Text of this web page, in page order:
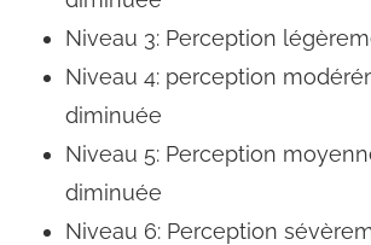
Niveau 3: Perception
Niveau 4: perception
diminuée
Niveau 5: Perception
diminuée
Niveau 6: Perception